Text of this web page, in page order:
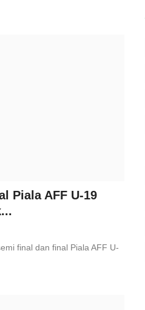
Piala AFF U-19
final dan final Piala AFF U-